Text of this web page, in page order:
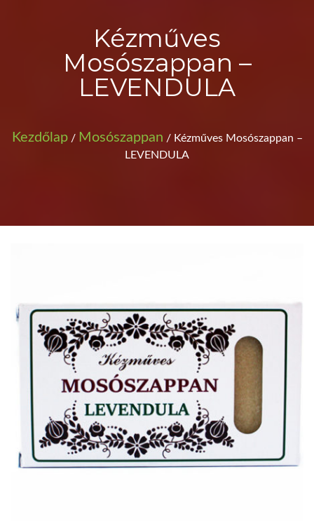
Kézműves
Mosószappan –
LEVENDULA
Kezdőlap/ Mosószappan / Kézműves Mosószappan –
LEVENDULA